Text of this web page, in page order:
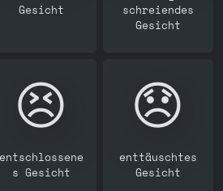
Gesicht
schreiendes
Gesicht
😣
entschlossene
s Gesicht
😞
enttäuschtes
Gesicht